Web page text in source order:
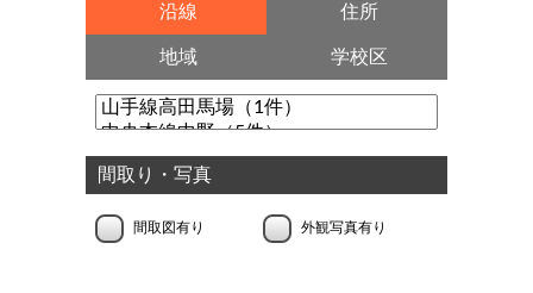
沿線 住所
地域 学校区
間取り・写真
間取図有り 外観写真有り